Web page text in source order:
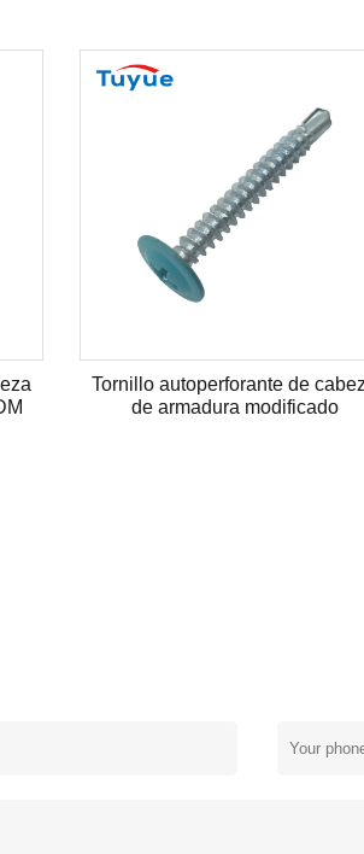
Tornillo autoperforante de
de armadura modificado